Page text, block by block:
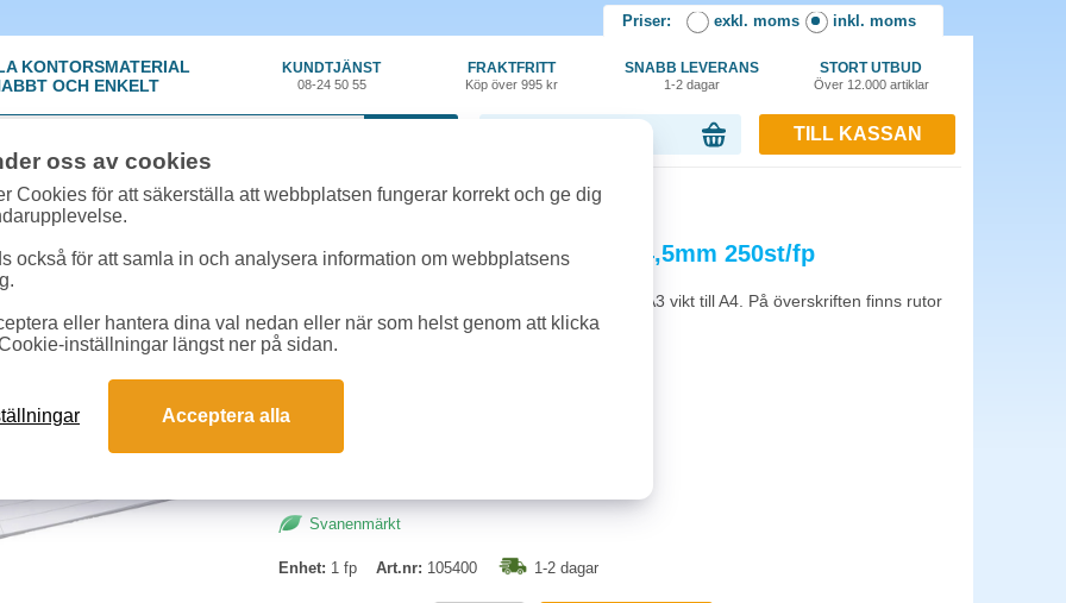
Priser: exkl. moms inkl. moms
KONTORSMATERIAL
OCH ENKELT
KUNDTJÄNST
08-24 50 55
FRAKTFRITT
Köp över 995 kr
SNABB LEVERANS
1-2 dagar
STORT UTBUD
Över 12.000 artiklar
TILL KASSAN
»Häften & Arbetsblad»Provskrivningsblad A3 linjerat 14,5mm 250st/fp
Provskrivningsblad A3 linjerat 14,5mm 250st/fp
Provskrivningsblad med 14,5mm linjerat papper. A3 vikt till A4. På överskriften finns rutor
för all information som lagen kräver.
Antal:250st
Svanenmärkt
Enhet: 1 fp Art.nr: 105400 1-2 dagar
oss av cookies
Cookies för att säkerställa att webbplatsen fungerar korrekt och ge dig
också för att samla in och analysera information om webbplatsens
eller hantera dina val nedan eller när som helst genom att klicka
inställningar längst ner på sidan.
Acceptera alla